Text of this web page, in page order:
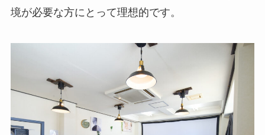
境が必要な方にとって理想的です。